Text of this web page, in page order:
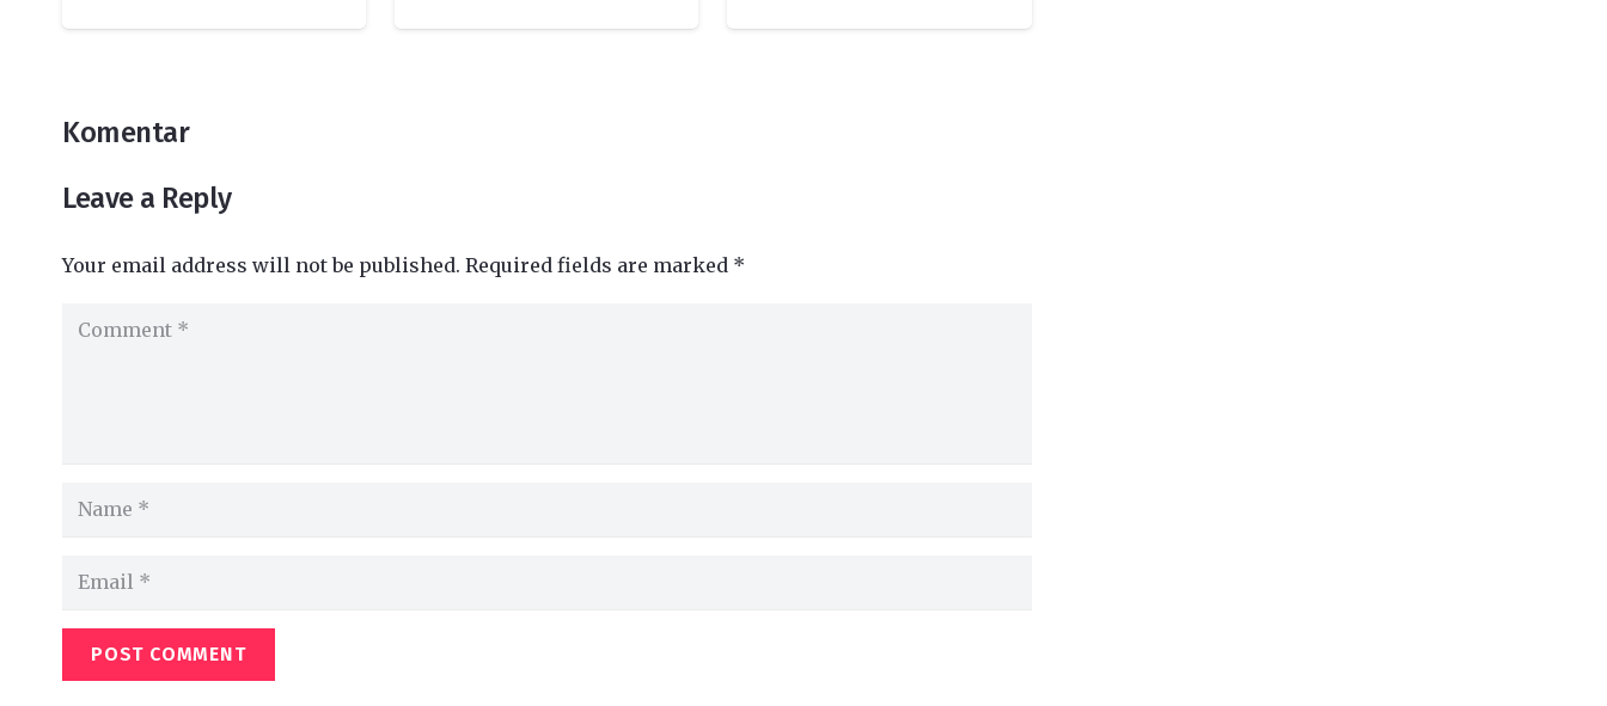
Komentar
Leave a Reply
Your email address will not be published. Required fields are marked *
POST COMMENT